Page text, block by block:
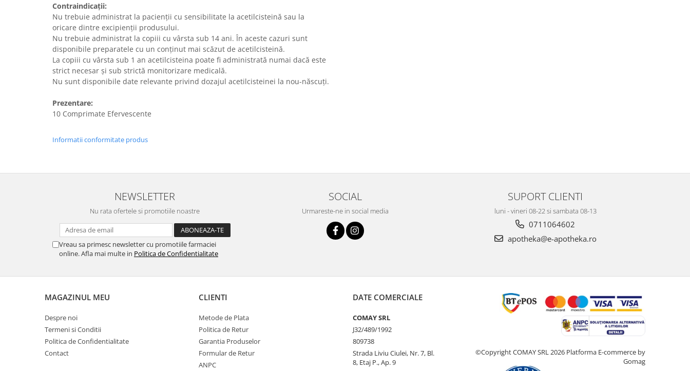
Contraindicații:
Nu trebuie administrat la pacienții cu sensibilitate la acetilcisteină sau la
oricare dintre excipienții produsului.
Nu trebuie administrat la copiii cu vârsta sub 14 ani. În aceste cazuri sunt
disponibile preparatele cu un conținut mai scăzut de acetilcisteină.
La copiii cu vârsta sub 1 an acetilcisteina poate fi administrată numai dacă este
strict necesar și sub strictă monitorizare medicală.
Nu sunt disponibile date relevante privind dozajul acetilcisteinei la nou-născuți.
Prezentare:
10 Comprimate Efervescente
Informatii conformitate produs
NEWSLETTER
Nu rata ofertele si promotiile noastre
Vreau sa primesc newsletter cu promotiile farmaciei
online. Afla mai multe in Politica de Confidentialitate
SOCIAL
Urmareste-ne in social media
SUPORT CLIENTI
luni - vineri 08-22 si sambata 08-13
0711064602
apotheka@e-apotheka.ro
MAGAZINUL MEU
Despre noi
Termeni si Conditii
Politica de Confidentialitate
Contact
CLIENTI
Metode de Plata
Politica de Retur
Garantia Produselor
Formular de Retur
ANPC
DATE COMERCIALE
COMAY SRL
J32/489/1992
809738
Strada Liviu Ciulei, Nr. 7, Bl.
8, Etaj P., Ap. 9
©Copyright COMAY SRL 2026 Platforma E-commerce by
Gomag